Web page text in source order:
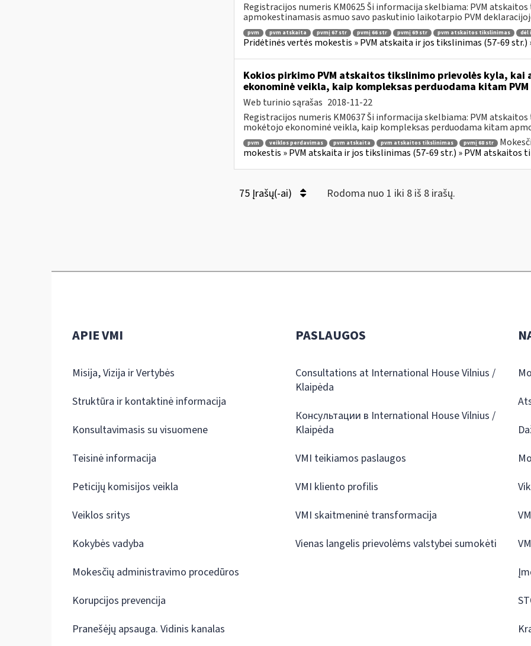
Registracijos numeris KM0625 Ši informacija skelbiama: PVM
apmokestinamasis asmuo savo paskutinio laikotarpio PVM
pvm pvm atskaita pvmį 67 str pvmį 66 str pvmį 69 str pvm atskaitos tikslinimas dėl
Pridėtinės vertės mokestis » PVM atskaita ir jos tikslinimas (57-69
Kokios pirkimo PVM atskaitos tikslinimo prievolės kyla, kai
ekonominė veikla, kaip kompleksas perduodama kitam
Web turinio sąrašas 2018-11-22
Registracijos numeris KM0637 Ši informacija skelbiama: PVM
mokėtojo ekonominė veikla, kaip kompleksas perduodama kitam
pvm veiklos perdavimas pvm atskaita pvm atskaitos tikslinimas pvmį 68 str
mokestis » PVM atskaita ir jos tikslinimas (57-69 str.) » PVM atskaitos
75 Įrašų(-ai) Rodoma nuo 1 iki 8 iš 8 irašų.
APIE VMI
Misija, Vizija ir Vertybės
Struktūra ir kontaktinė informacija
Konsultavimasis su visuomene
Teisinė informacija
Peticijų komisijos veikla
Veiklos sritys
Kokybės vadyba
Mokesčių administravimo procedūros
Korupcijos prevencija
Pranešėjų apsauga. Vidinis kanalas
PASLAUGOS
Consultations at International House Vilnius /
Klaipėda
Консультации в International House Vilnius /
Klaipėda
VMI teikiamos paslaugos
VMI kliento profilis
VMI skaitmeninė transformacija
Vienas langelis prievolėms valstybei sumokėti